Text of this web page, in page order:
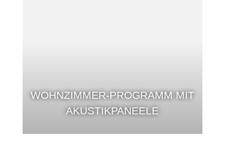
WOHNZIMMER-PROGRAMM MIT
AKUSTIKPANEELE